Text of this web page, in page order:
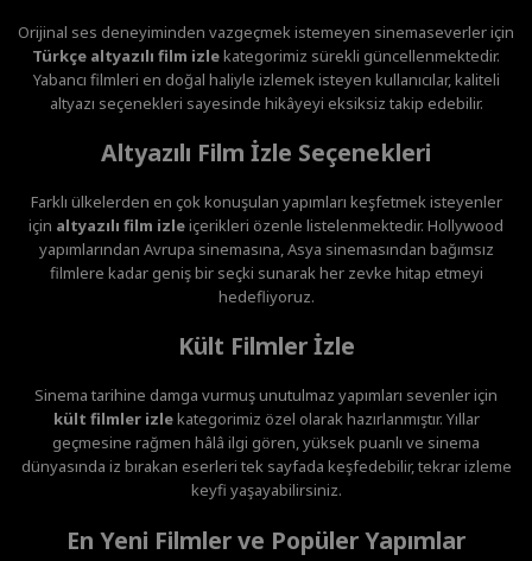
Orijinal ses deneyiminden vazgeçmek istemeyen sinemaseverler için
Türkçe altyazılı film izlekategorimiz sürekli güncellenmektedir.
Yabancı filmleri en doğal haliyle izlemek isteyen kullanıcılar, kaliteli
altyazı seçenekleri sayesinde hikâyeyi eksiksiz takip edebilir.
Altyazılı Film İzle Seçenekleri
Farklı ülkelerden en çok konuşulan yapımları keşfetmek isteyenler
için altyazılı film izleiçerikleri özenle listelenmektedir. Hollywood
yapımlarından Avrupa sinemasına, Asya sinemasından bağımsız
filmlere kadar geniş bir seçki sunarak her zevke hitap etmeyi
hedefliyoruz.
Kült Filmler İzle
Sinema tarihine damga vurmuş unutulmaz yapımları sevenler için
kült filmler izlekategorimiz özel olarak hazırlanmıştır. Yıllar
geçmesine rağmen hâlâ ilgi gören, yüksek puanlı ve sinema
dünyasında iz bırakan eserleri tek sayfada keşfedebilir, tekrar izleme
keyfi yaşayabilirsiniz.
En Yeni Filmler ve Popüler Yapımlar